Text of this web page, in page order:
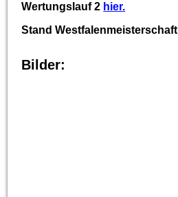
Wertungslauf 2 hier.
Stand Westfalenmeisterschaft
Bilder: